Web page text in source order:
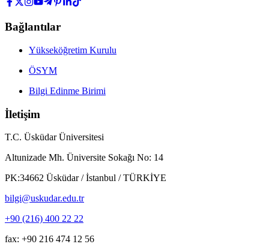
Bağlantılar
Yükseköğretim Kurulu
ÖSYM
Bilgi Edinme Birimi
İletişim
T.C. Üsküdar Üniversitesi
Altunizade Mh. Üniversite Sokağı No: 14
PK:34662 Üsküdar / İstanbul / TÜRKİYE
bilgi@uskudar.edu.tr
+90 (216) 400 22 22
fax: +90 216 474 12 56